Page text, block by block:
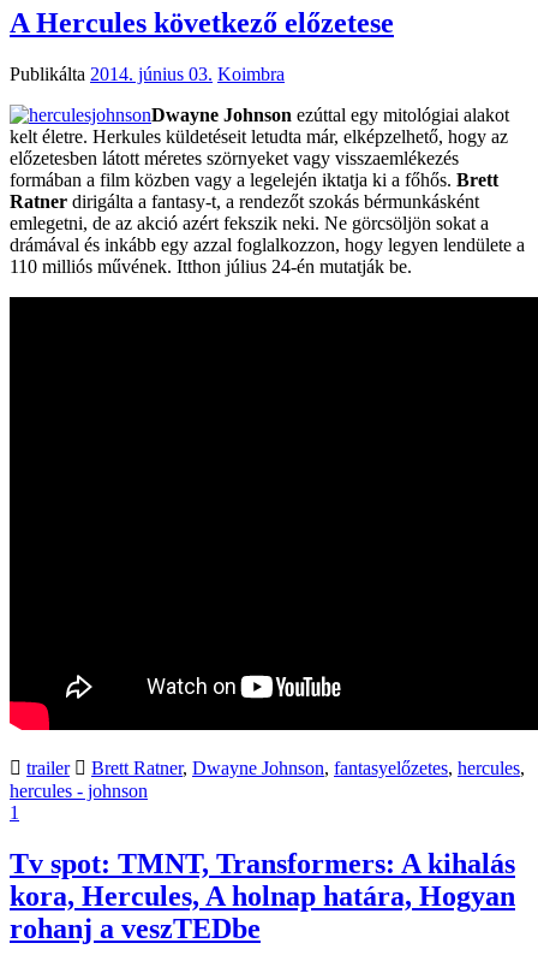
A Hercules következő előzetese
Publikálta 2014. június 03. Koimbra
Dwayne Johnson ezúttal egy mitológiai alakot
kelt életre. Herkules küldetéseit letudta már, elképzelhető, hogy az
előzetesben látott méretes szörnyeket vagy visszaemlékezés
formában a film közben vagy a legelején iktatja ki a főhős. Brett
Ratner dirigálta a fantasy-t, a rendezőt szokás bérmunkásként
emlegetni, de az akció azért fekszik neki. Ne görcsöljön sokat a
drámával és inkább egy azzal foglalkozzon, hogy legyen lendülete a
110 milliós művének. Itthon július 24-én mutatják be.
trailer Brett Ratner, Dwayne Johnson, fantasyelőzetes, hercules,
hercules - johnson
1
Tv spot: TMNT, Transformers: A kihalás
kora, Hercules, A holnap határa, Hogyan
rohanj a veszTEDbe